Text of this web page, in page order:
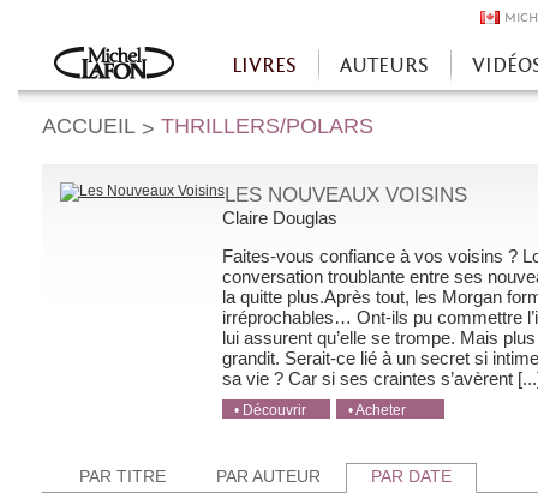
Accueil
LIVRES AUTEURS
ACCUEIL > THRILLERS/POLARS
LES NOUVEAUX VOISINS
Claire Douglas
Faites-vous confiance à vos voisins ?
conversation troublante entre ses
la quitte plus.Après tout, les Morgan
irréprochables… Ont-ils pu commettre
lui assurent qu’elle se trompe. Mais
grandit. Serait-ce lié à un secret si
sa vie ? Car si ses craintes s’avèrent
• Découvrir
• Acheter
PAR TITRE PAR AUTEUR PAR DATE